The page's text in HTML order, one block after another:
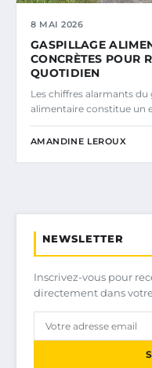
8 MAI 2026
GASPILLAGE
CONCRÈTES POUR
QUOTIDIEN
Les chiffres alarmants
alimentaire constitue un
AMANDINE LEROUX
NEWSLETTER
Inscrivez-vous pour
directement dans